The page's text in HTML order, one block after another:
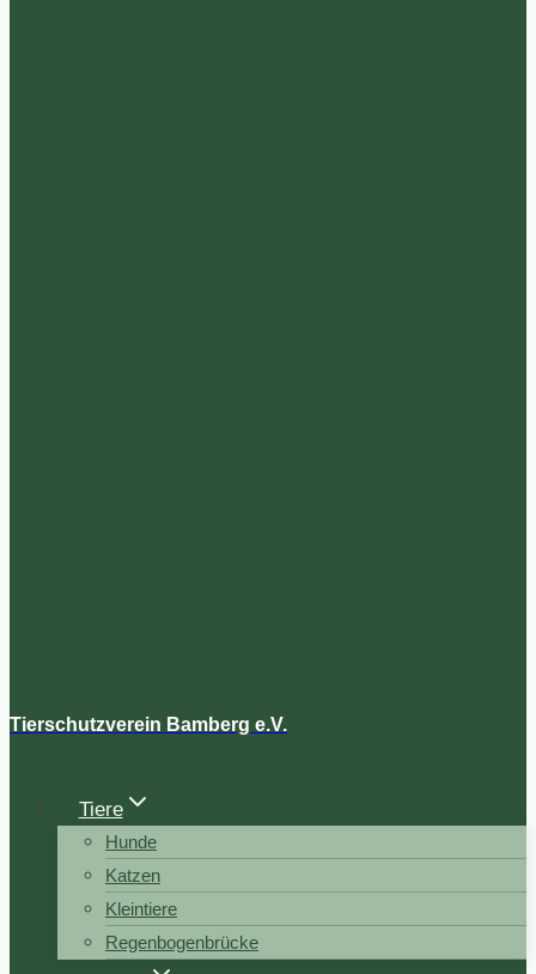
Tierschutzverein Bamberg e.V.
Tiere
Hunde
Katzen
Kleintiere
Regenbogenbrücke